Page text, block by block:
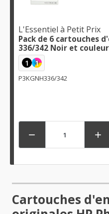
L'Essentiel à Petit Prix
Pack de 6 cartouches
336/342 Noir et
1 1
P3KGNH336/342
 
Cartouches